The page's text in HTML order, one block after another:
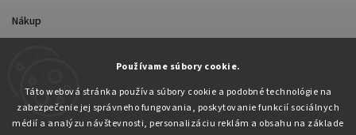
Používame súbory cookie.
Táto webová stránka používa súbory cookie a podobné technológie na
zabezpečenie jej správneho fungovania, poskytovanie funkcií sociálnych
médií a analýzu návštevnosti, personalizáciu reklám a obsahu na základe
Nákup